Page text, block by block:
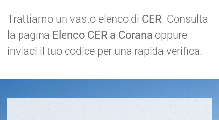
Trattiamo un vasto elenco di CER. Consulta
la pagina Elenco CER a Corana oppure
inviaci il tuo codice per una rapida verifica.